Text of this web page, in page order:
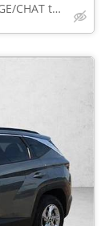
Call (844) 335-2481 or MESSAGE/CHAT to confirm availability